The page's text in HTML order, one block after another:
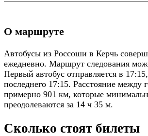
О маршруте
Автобусы из Россоши в Керчь
ежедневно. Маршрут следования
Первый автобус отправляется в
последнего 17:15. Расстояние между
примерно 901 км, которые
преодолеваются за 14 ч 35 м.
Сколько стоят билеты